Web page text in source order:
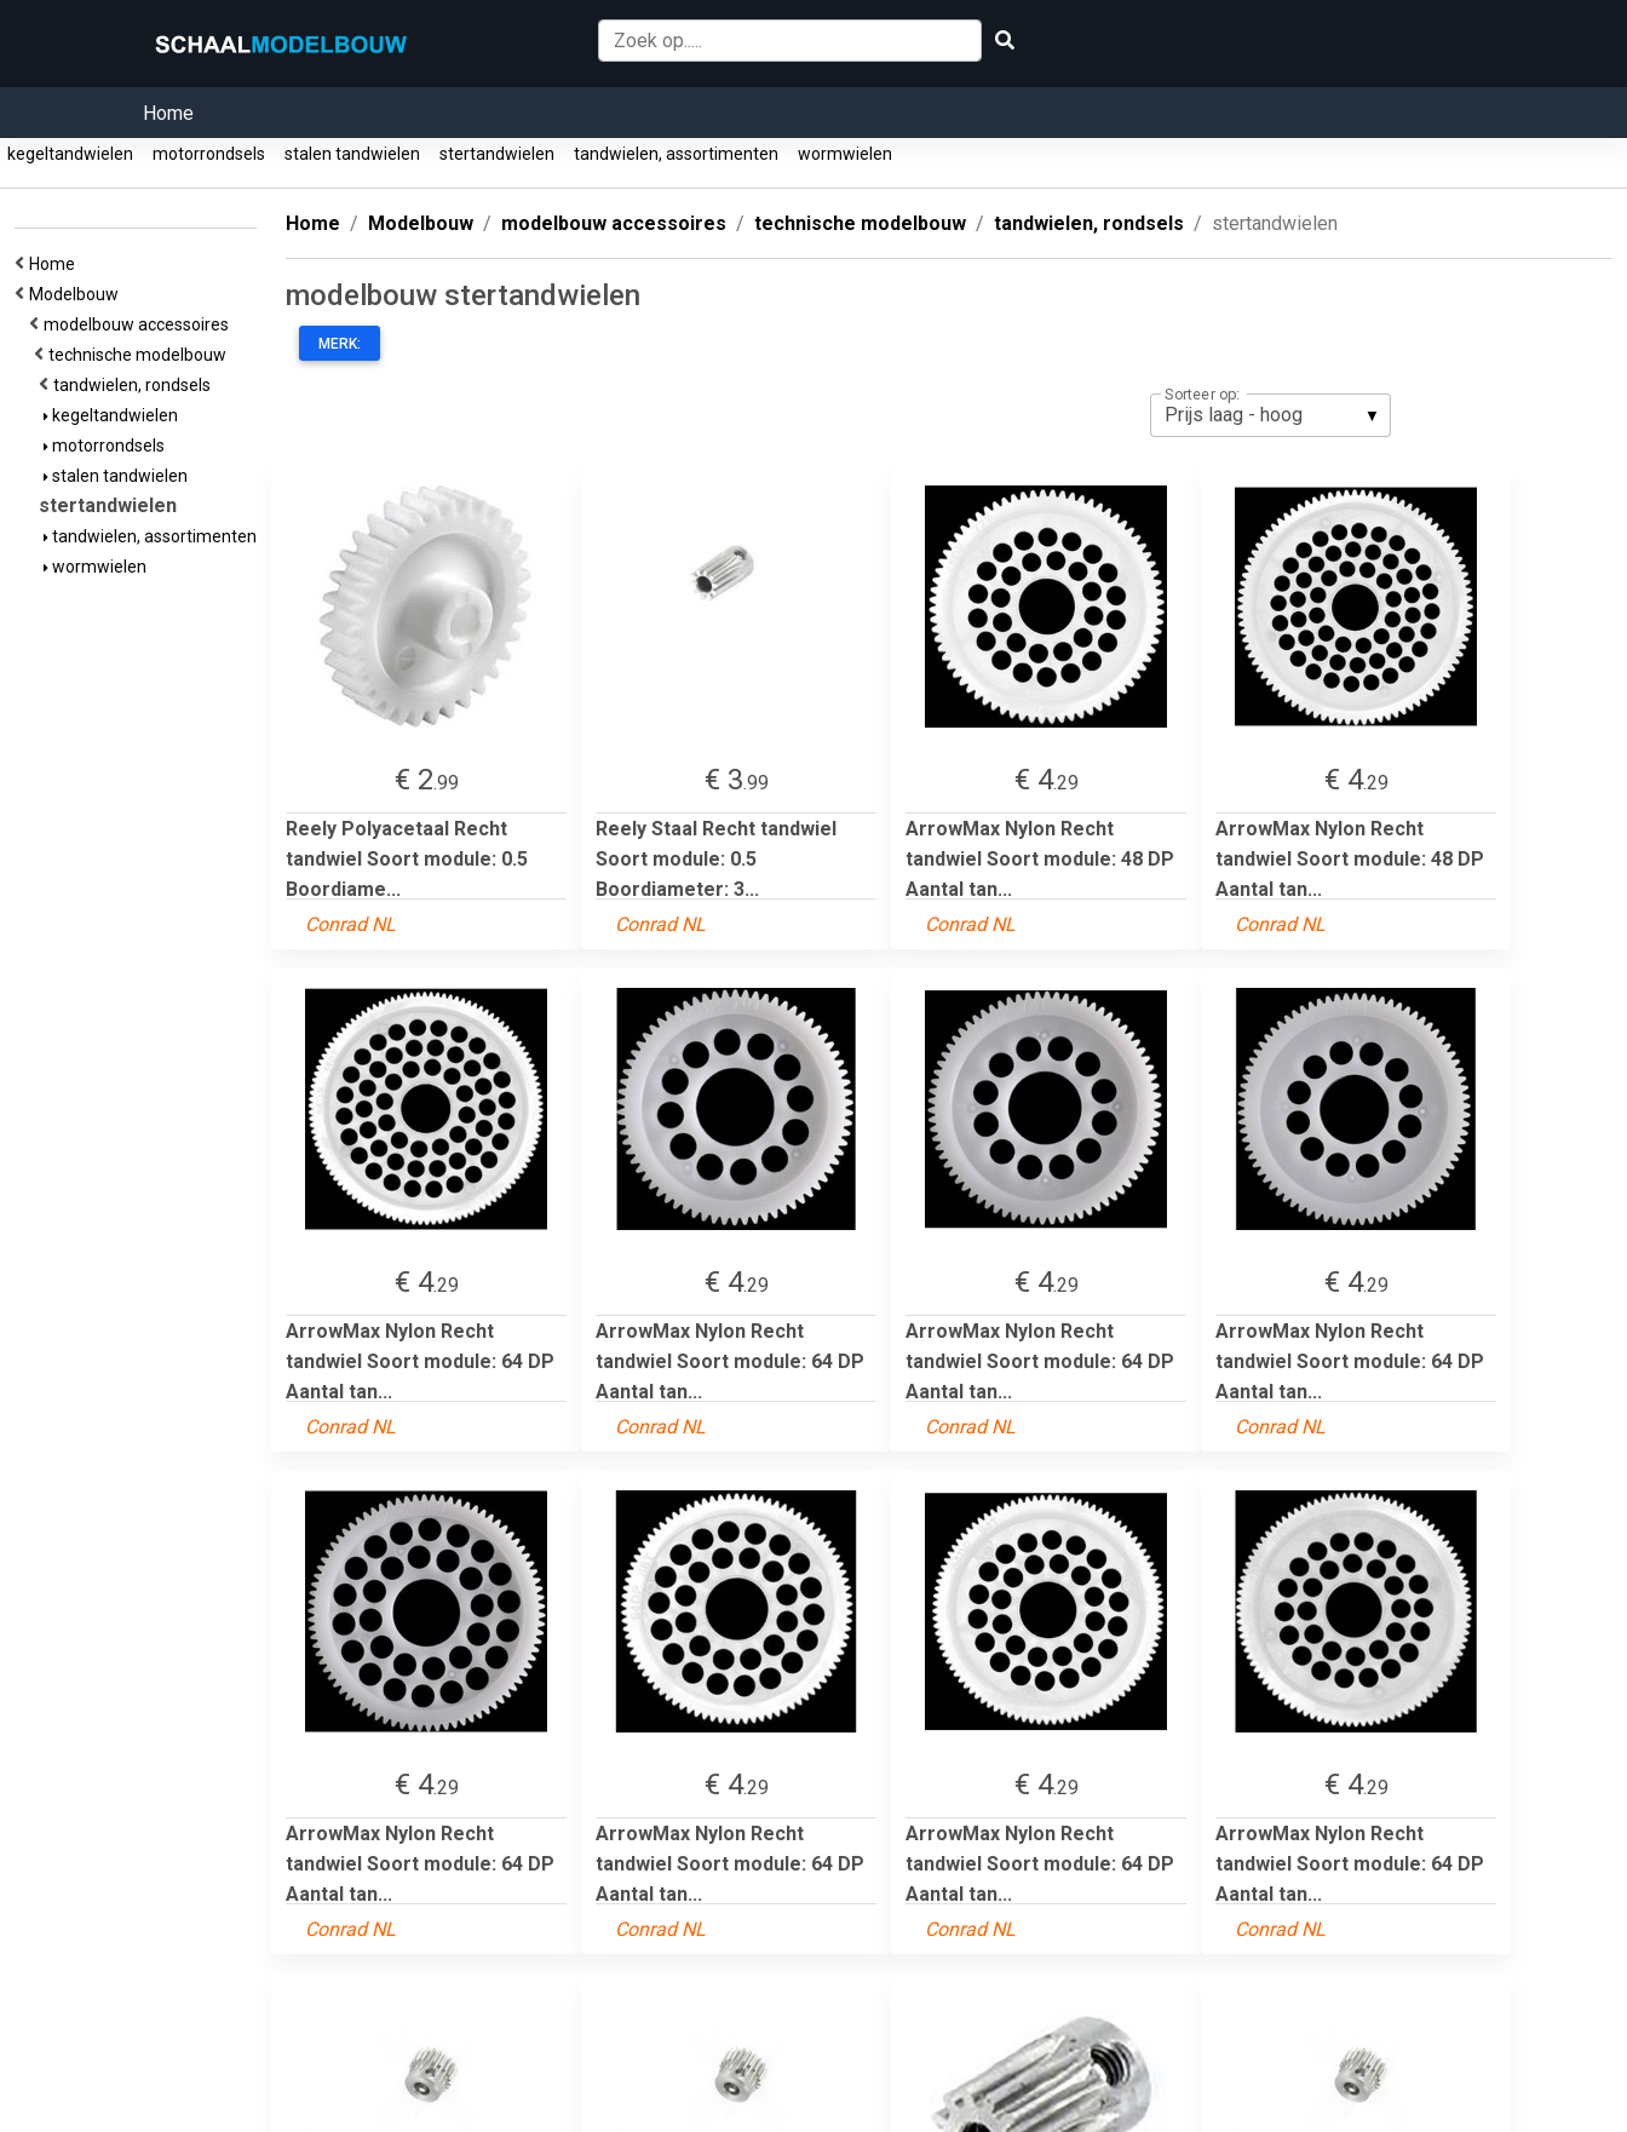
Home
kegeltandwielen motorrondsels stalen tandwielen stertandwielen tandwielen, assortimenten wormwielen
Home
Modelbouw
modelbouw accessoires
technische modelbouw
tandwielen, rondsels
kegeltandwielen
motorrondsels
stalen tandwielen
stertandwielen
tandwielen, assortimenten
wormwielen
Home Modelbouw modelbouw accessoires technische modelbouw tandwielen, rondsels stertandwielen
modelbouw stertandwielen
MERK:
Sorteer op:
€ 2.99
Reely Polyacetaal Recht
tandwiel Soort module: 0.5
Boordiame...
Conrad NL
€ 3.99
Reely Staal Recht tandwiel
Soort module: 0.5
Boordiameter: 3...
Conrad NL
€ 4.29
ArrowMax Nylon Recht
tandwiel Soort module: 48 DP
Aantal tan...
Conrad NL
€ 4.29
ArrowMax Nylon Recht
tandwiel Soort module: 48 DP
Aantal tan...
Conrad NL
€ 4.29
ArrowMax Nylon Recht
tandwiel Soort module: 64 DP
Aantal tan...
Conrad NL
€ 4.29
ArrowMax Nylon Recht
tandwiel Soort module: 64 DP
Aantal tan...
Conrad NL
€ 4.29
ArrowMax Nylon Recht
tandwiel Soort module: 64 DP
Aantal tan...
Conrad NL
€ 4.29
ArrowMax Nylon Recht
tandwiel Soort module: 64 DP
Aantal tan...
Conrad NL
€ 4.29
ArrowMax Nylon Recht
tandwiel Soort module: 64 DP
Aantal tan...
Conrad NL
€ 4.29
ArrowMax Nylon Recht
tandwiel Soort module: 64 DP
Aantal tan...
Conrad NL
€ 4.29
ArrowMax Nylon Recht
tandwiel Soort module: 64 DP
Aantal tan...
Conrad NL
€ 4.29
ArrowMax Nylon Recht
tandwiel Soort module: 64 DP
Aantal tan...
Conrad NL